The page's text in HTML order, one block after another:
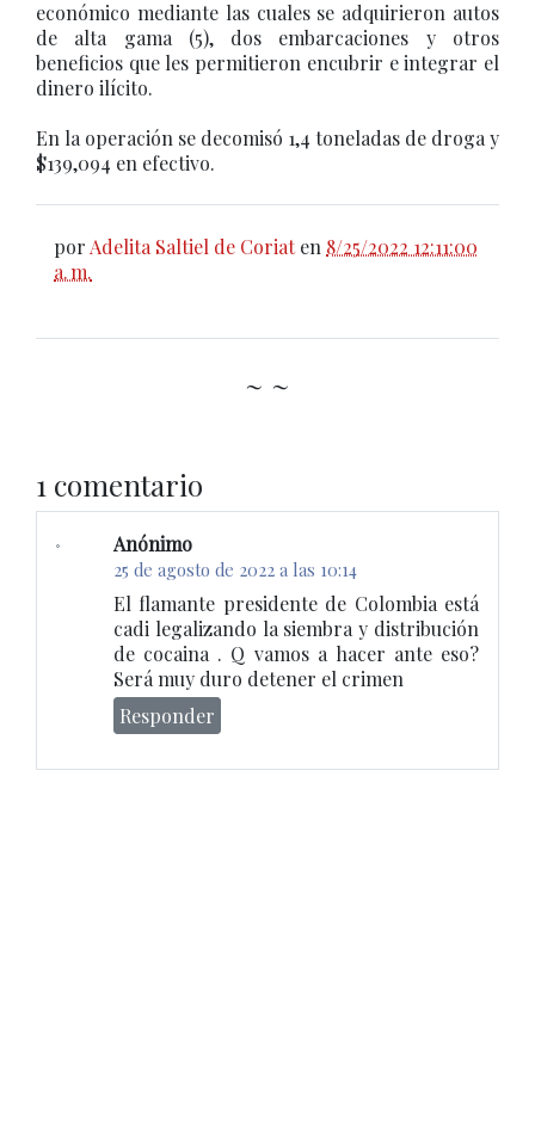
económico mediante las cuales se adquirieron autos
de alta gama (5), dos embarcaciones y otros
beneficios que les permitieron encubrir e integrar el
dinero ilícito.
En la operación se decomisó 1,4 toneladas de droga y
$139,094 en efectivo.
por Adelita Saltiel de Coriat en 8/25/2022 12:11:00
a. m.
~ ~
1 comentario
Anónimo
25 de agosto de 2022 a las 10:14
El flamante presidente de Colombia está
cadi legalizando la siembra y distribución
de cocaina . Q vamos a hacer ante eso?
Será muy duro detener el crimen
Responder